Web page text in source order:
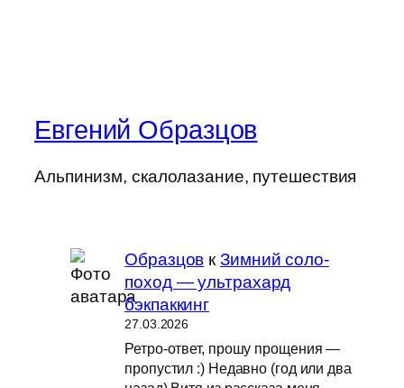
Евгений Образцов
Альпинизм, скалолазание, путешествия
Образцов кЗимний соло-
поход — ультрахард
бэкпаккинг
27.03.2026
Ретро-ответ, прошу прощения —
пропустил :) Недавно (год или два